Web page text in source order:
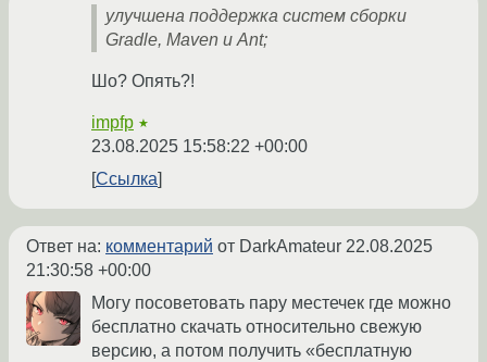
улучшена поддержка систем сборки
Gradle, Maven и Ant;
Шо? Опять?!
impfp ★
23.08.2025 15:58:22 +00:00
Ссылка
Ответ на: комментарий от DarkAmateur 22.08.2025
21:30:58 +00:00
Могу посоветовать пару местечек где можно
бесплатно скачать относительно свежую
версию, а потом получить «бесплатную